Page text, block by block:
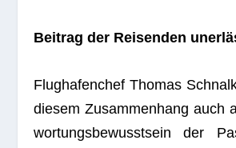
Bei­trag der Rei­sen­den
Flug­ha­fen­chef Tho­mas
die­sem Zusam­men­hang auch
wor­tungs­be­wusst­sein der